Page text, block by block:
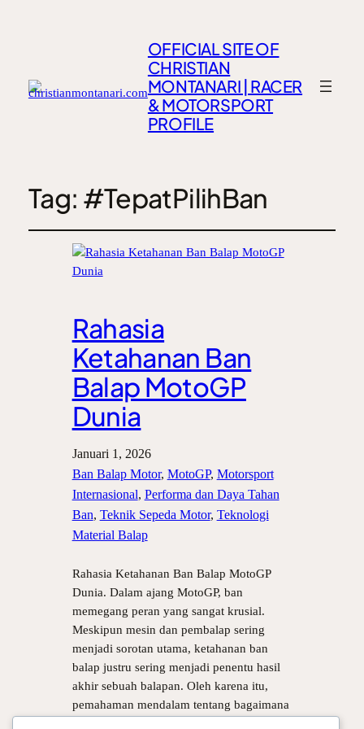
OFFICIAL SITE OF
CHRISTIAN
MONTANARI | RACER
& MOTORSPORT
PROFILE
Tag: #TepatPilihBan
Rahasia
Ketahanan Ban
Balap MotoGP
Dunia
Januari 1, 2026
Ban Balap Motor, MotoGP, Motorsport
Internasional, Performa dan Daya Tahan
Ban, Teknik Sepeda Motor, Teknologi
Material Balap
Rahasia Ketahanan Ban Balap MotoGP
Dunia. Dalam ajang MotoGP, ban
memegang peran yang sangat krusial.
Meskipun mesin dan pembalap sering
menjadi sorotan utama, ketahanan ban
balap justru sering menjadi penentu hasil
akhir sebuah balapan. Oleh karena itu,
pemahaman mendalam tentang bagaimana